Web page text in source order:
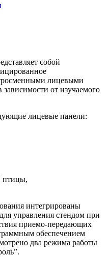
собой
лицевыми
от изучаемого
лицевые панели:
птицы,
интегрированы
управления стендом при
приемо-передающих
обеспечением
два режима работы